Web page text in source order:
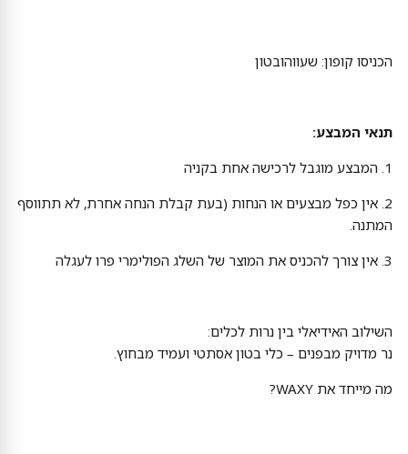
הכניסו קופון: שעווהובטון
תנאי המבצע:
1. המבצע מוגבל לרכישה אחת בקניה
2. אין כפל מבצעים או הנחות (בעת קבלת הנחה אחרת, לא תתווסף
המתנה.
3. אין צורך להכניס את המוצר של השלג הפולימרי פרו לעגלה
השילוב האידיאלי בין נרות לכלים:
נר מדויק מבפנים – כלי בטון אסתטי ועמיד מבחוץ.
מה מייחד את WAXY?